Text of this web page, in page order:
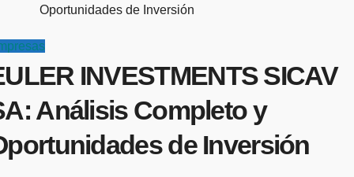
Oportunidades de Inversión
INVESTMENTS SICAV
Análisis Completo y
de Inversión